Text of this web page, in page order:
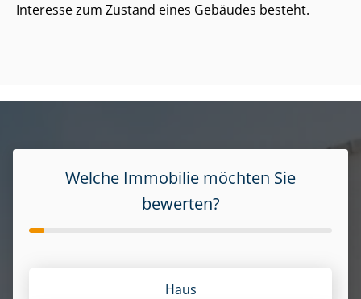
Interesse zum Zustand eines Gebäudes besteht.
Welche Immobilie möchten Sie
bewerten?
Haus